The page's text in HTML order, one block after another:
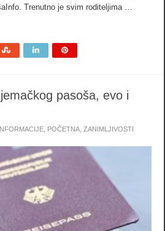
Trenutno je svim roditeljima …
pasoša, evo i
POČETNA ,ZANIMLJIVOSTI